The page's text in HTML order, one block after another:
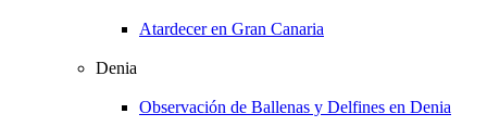
Atardecer en Gran Canaria
Denia
Observación de Ballenas y Delfines en Denia